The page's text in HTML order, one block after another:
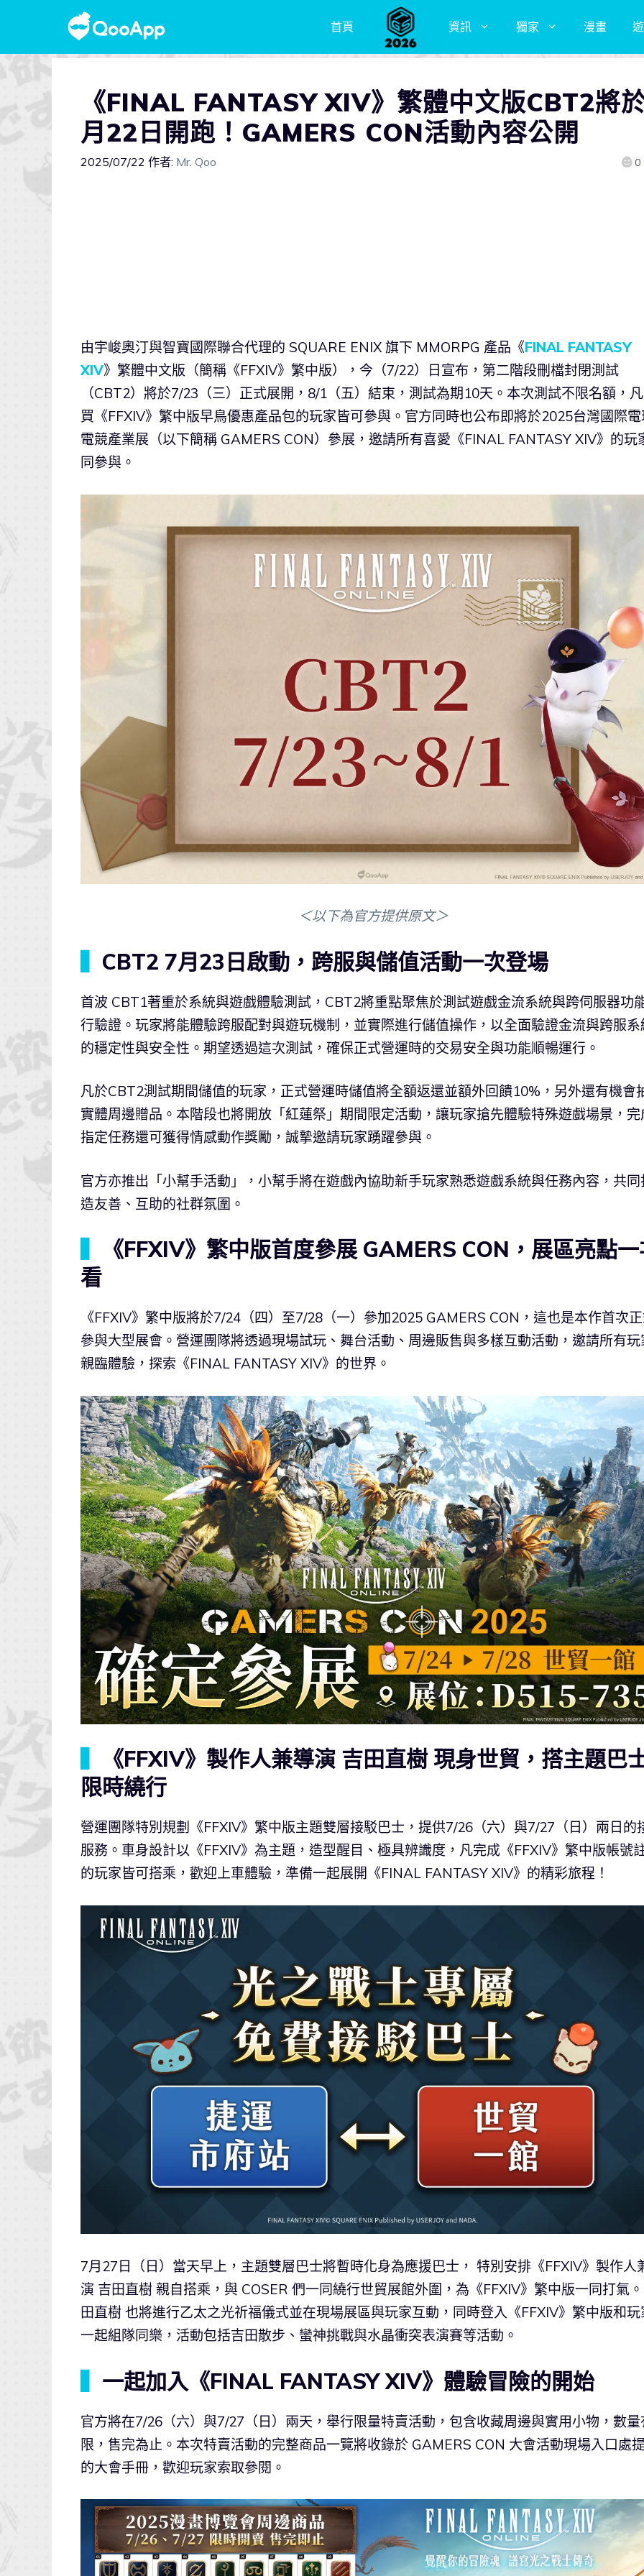
首頁 資訊 獨家 漫畫
《FINAL FANTASY XIV》繁體中文版CBT2將
月22日開跑！GAMERS CON活動內容公開
2025/07/22 作者: Mr. Qoo 0
由宇峻奧汀與智寶國際聯合代理的 SQUARE ENIX 旗下 MMORPG 產品《FINAL FANTASY
XIV》繁體中文版（簡稱《FFXIV》繁中版），今（7/22）日宣布，第二階段刪檔封閉測試
（CBT2）將於7/23（三）正式展開，8/1（五）結束，測試為期10天。本次測試不限名額，
買《FFXIV》繁中版早鳥優惠產品包的玩家皆可參與。官方同時也公布即將於2025台灣國際
電競產業展（以下簡稱 GAMERS CON）參展，邀請所有喜愛《FINAL FANTASY XIV》的玩
同參與。
＜以下為官方提供原文＞
CBT2 7月23日啟動，跨服與儲值活動一次登場
首波 CBT1著重於系統與遊戲體驗測試，CBT2將重點聚焦於測試遊戲金流系統與跨伺服器功
行驗證。玩家將能體驗跨服配對與遊玩機制，並實際進行儲值操作，以全面驗證金流與跨服系
的穩定性與安全性。期望透過這次測試，確保正式營運時的交易安全與功能順暢運行。
凡於CBT2測試期間儲值的玩家，正式營運時儲值將全額返還並額外回饋10%，另外還有機會
實體周邊贈品。本階段也將開放「紅蓮祭」期間限定活動，讓玩家搶先體驗特殊遊戲場景，完
指定任務還可獲得情感動作獎勵，誠摯邀請玩家踴躍參與。
官方亦推出「小幫手活動」，小幫手將在遊戲內協助新手玩家熟悉遊戲系統與任務內容，共同
造友善、互助的社群氛圍。
《FFXIV》繁中版首度參展 GAMERS CON，展區亮點
看
《FFXIV》繁中版將於7/24（四）至7/28（一）參加2025 GAMERS CON，這也是本作首次
參與大型展會。營運團隊將透過現場試玩、舞台活動、周邊販售與多樣互動活動，邀請所有玩
親臨體驗，探索《FINAL FANTASY XIV》的世界。
《FFXIV》製作人兼導演 吉田直樹 現身世貿，搭主題巴
限時繞行
營運團隊特別規劃《FFXIV》繁中版主題雙層接駁巴士，提供7/26（六）與7/27（日）兩日的
服務。車身設計以《FFXIV》為主題，造型醒目、極具辨識度，凡完成《FFXIV》繁中版帳號
的玩家皆可搭乘，歡迎上車體驗，準備一起展開《FINAL FANTASY XIV》的精彩旅程！
7月27日（日）當天早上，主題雙層巴士將暫時化身為應援巴士， 特別安排《FFXIV》製作人
演 吉田直樹 親自搭乘，與 COSER 們一同繞行世貿展館外圍，為《FFXIV》繁中版一同打氣
田直樹 也將進行乙太之光祈福儀式並在現場展區與玩家互動，同時登入《FFXIV》繁中版和玩
一起組隊同樂，活動包括吉田散步、蠻神挑戰與水晶衝突表演賽等活動。
一起加入《FINAL FANTASY XIV》體驗冒險的開始
官方將在7/26（六）與7/27（日）兩天，舉行限量特賣活動，包含收藏周邊與實用小物，數量
限，售完為止。本次特賣活動的完整商品一覽將收錄於 GAMERS CON 大會活動現場入口處
的大會手冊，歡迎玩家索取參閱。